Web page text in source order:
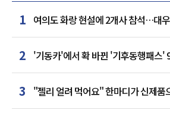
1 여의도 화랑 현설에 2개사 참석…대
거점 확보하나
2 '기동카'에서 확 바뀐 '기후동행패스'
카드사 경쟁
3
"젤리 얼려 먹어요" 한마디가 신제
된 SNS